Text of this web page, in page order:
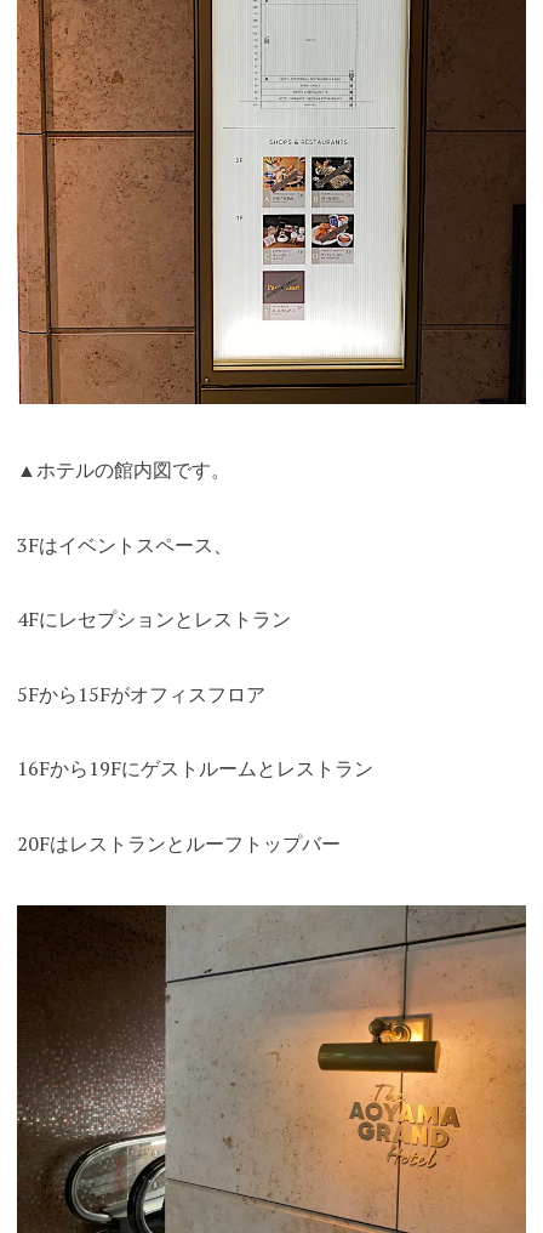
▲ホテルの館内図です。
3Fはイベントスペース、
4Fにレセプションとレストラン
5Fから15Fがオフィスフロア
16Fから19Fにゲストルームとレストラン
20Fはレストランとルーフトップバー